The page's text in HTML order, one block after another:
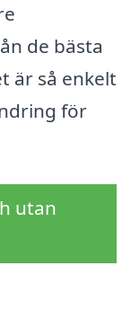
de bästa
är så enkelt
för
utan